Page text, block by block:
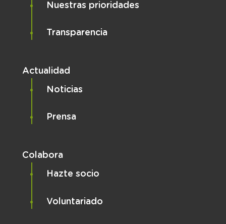
Nuestras prioridades
Transparencia
Actualidad
Noticias
Prensa
Colabora
Hazte socio
Voluntariado